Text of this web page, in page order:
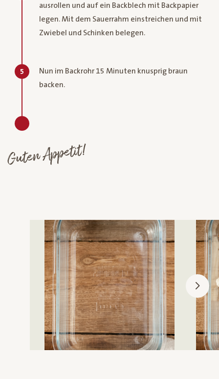
ausrollen und auf ein Backblech mit Backpapier
legen. Mit dem Sauerrahm einstreichen und mit
Zwiebel und Schinken belegen.
5
Nun im Backrohr 15 Minuten knusprig braun
backen.
Guten Appetit!